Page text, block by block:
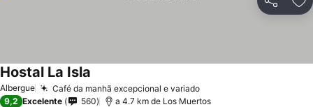
Partilhar
Albergue Café da manhã excepcional e variado
Hostal La Isla
9,2 Excelente 560 a 4.7 km de Los Muertos